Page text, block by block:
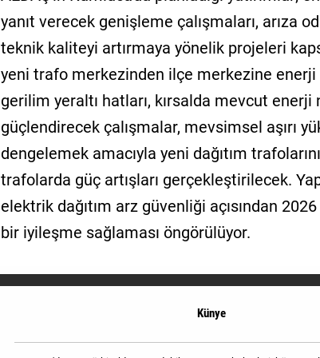
yanıt verecek genişleme çalışmaları, arıza
teknik kaliteyi artırmaya yönelik projeleri
yeni trafo merkezinden ilçe merkezine
gerilim yeraltı hatları, kırsalda mevcut enerji
güçlendirecek çalışmalar, mevsimsel aşırı
dengelemek amacıyla yeni dağıtım
trafolarda güç artışları gerçekleştirilecek.
elektrik dağıtım arz güvenliği açısından
bir iyileşme sağlaması öngörülüyor.
Künye